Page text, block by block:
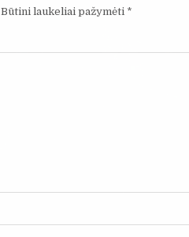
Būtini laukeliai pažymėti *